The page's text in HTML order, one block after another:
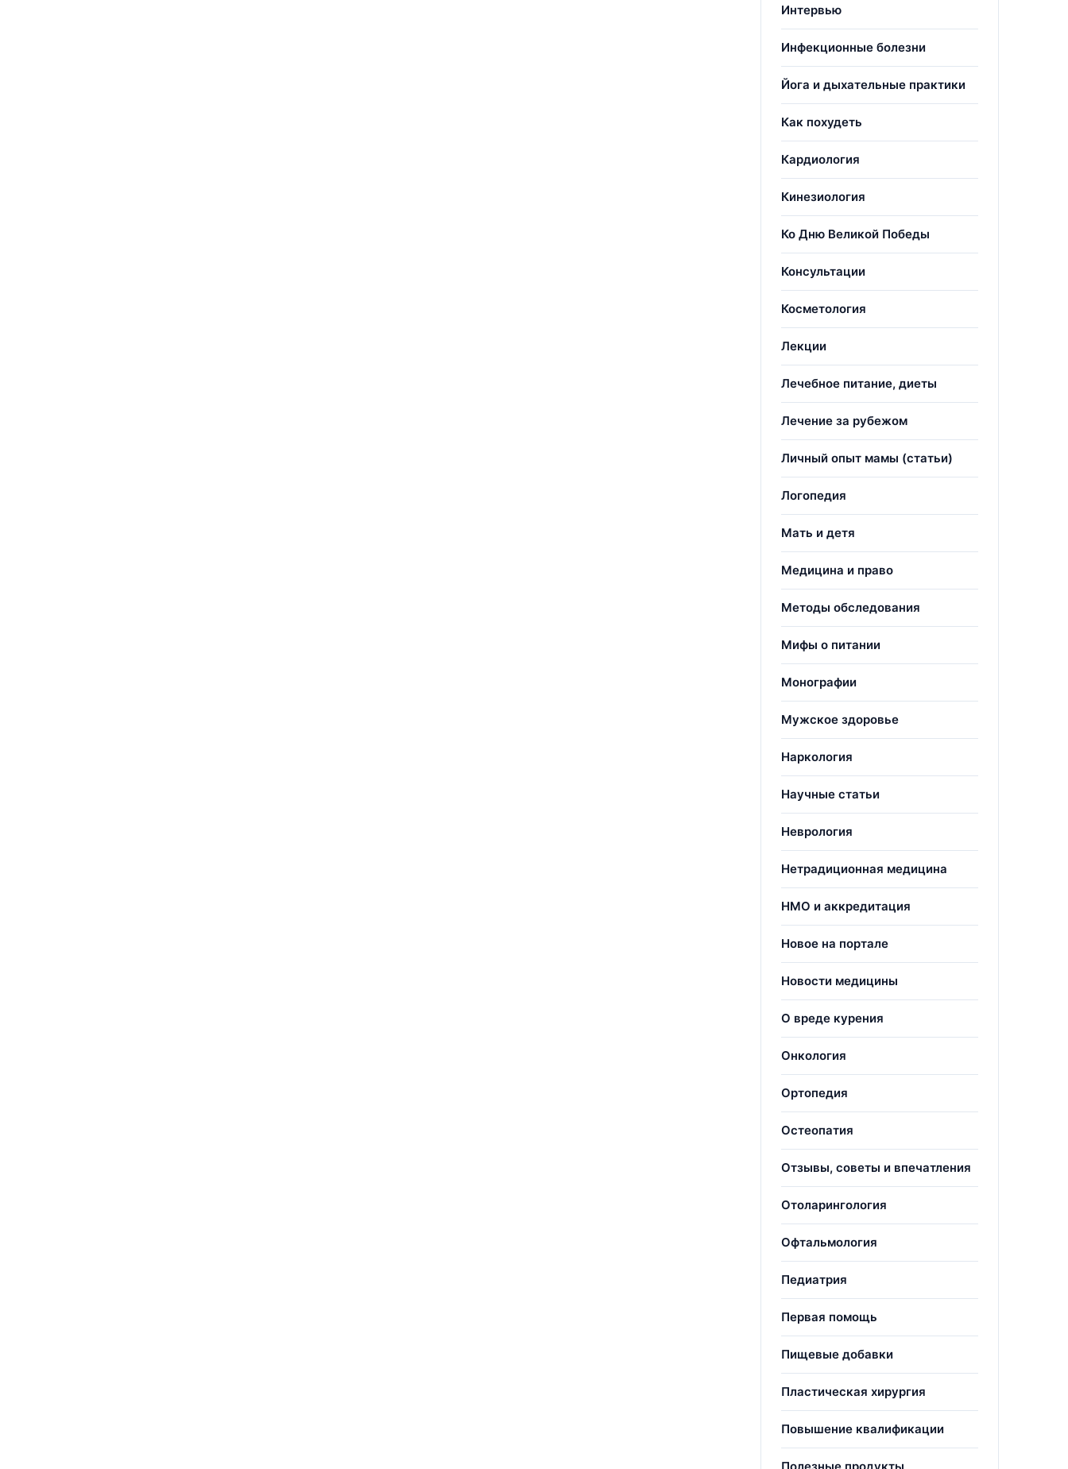
Интервью
Инфекционные болезни
Йога и дыхательные практики
Как похудеть
Кардиология
Кинезиология
Ко Дню Великой Победы
Консультации
Косметология
Лекции
Лечебное питание, диеты
Лечение за рубежом
Личный опыт мамы (статьи)
Логопедия
Мать и детя
Медицина и право
Методы обследования
Мифы о питании
Монографии
Мужское здоровье
Наркология
Научные статьи
Неврология
Нетрадиционная медицина
НМО и аккредитация
Новое на портале
Новости медицины
О вреде курения
Онкология
Ортопедия
Остеопатия
Отзывы, советы и впечатления
Отоларингология
Офтальмология
Педиатрия
Первая помощь
Пищевые добавки
Пластическая хирургия
Повышение квалификации